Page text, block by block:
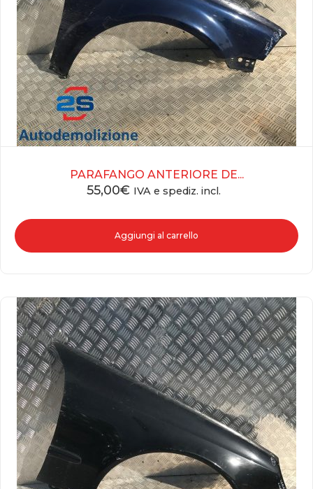
PARAFANGO ANTERIORE DE...
55,00€ IVA e spediz. incl.
Aggiungi al carrello